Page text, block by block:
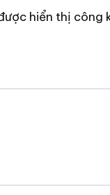
hiển thị công